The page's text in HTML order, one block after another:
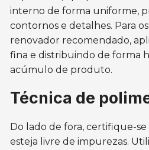
interno de forma uniforme,
contornos e detalhes. Para
renovador recomendado,
fina e distribuindo de forma
acúmulo de produto.
Técnica de
Do lado de fora, certifique-
esteja livre de impurezas.